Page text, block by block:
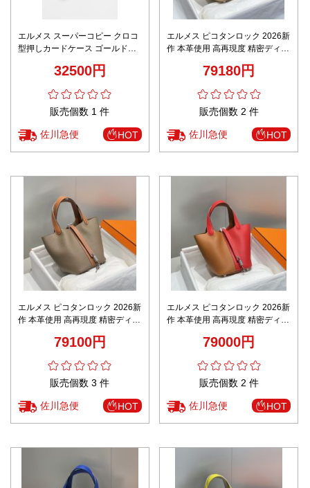
エルメス スーパーコピー クロコ
型押しカードケース ゴールド金
32500円
販売個数 1 件
佐川急便 HOT
エルメス ピコタンロック 2026新
作 本革使用 高再現度 精密ディテ
発送保証 n級79180円
販売個数 2 件
佐川急便 HOT
エルメス ピコタンロック 2026新
作 本革使用 高再現度 精密ディテ
発送保証 コピー79100円
販売個数 3 件
佐川急便 HOT
エルメス ピコタンロック 2026新
作 本革使用 高再現度 精密ディテ
心取引 発送保証対応 スーパーコ
79000円
販売個数 2 件
佐川急便 HOT